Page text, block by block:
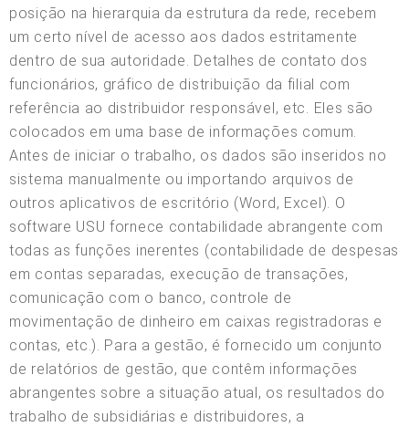
posição na hierarquia da estrutura da rede, recebem
um certo nível de acesso aos dados estritamente
dentro de sua autoridade. Detalhes de contato dos
funcionários, gráfico de distribuição da filial com
referência ao distribuidor responsável, etc. Eles são
colocados em uma base de informações comum.
Antes de iniciar o trabalho, os dados são inseridos no
sistema manualmente ou importando arquivos de
outros aplicativos de escritório (Word, Excel). O
software USU fornece contabilidade abrangente com
todas as funções inerentes (contabilidade de despesas
em contas separadas, execução de transações,
comunicação com o banco, controle de
movimentação de dinheiro em caixas registradoras e
contas, etc.). Para a gestão, é fornecido um conjunto
de relatórios de gestão, que contêm informações
abrangentes sobre a situação atual, os resultados do
trabalho de subsidiárias e distribuidores, a